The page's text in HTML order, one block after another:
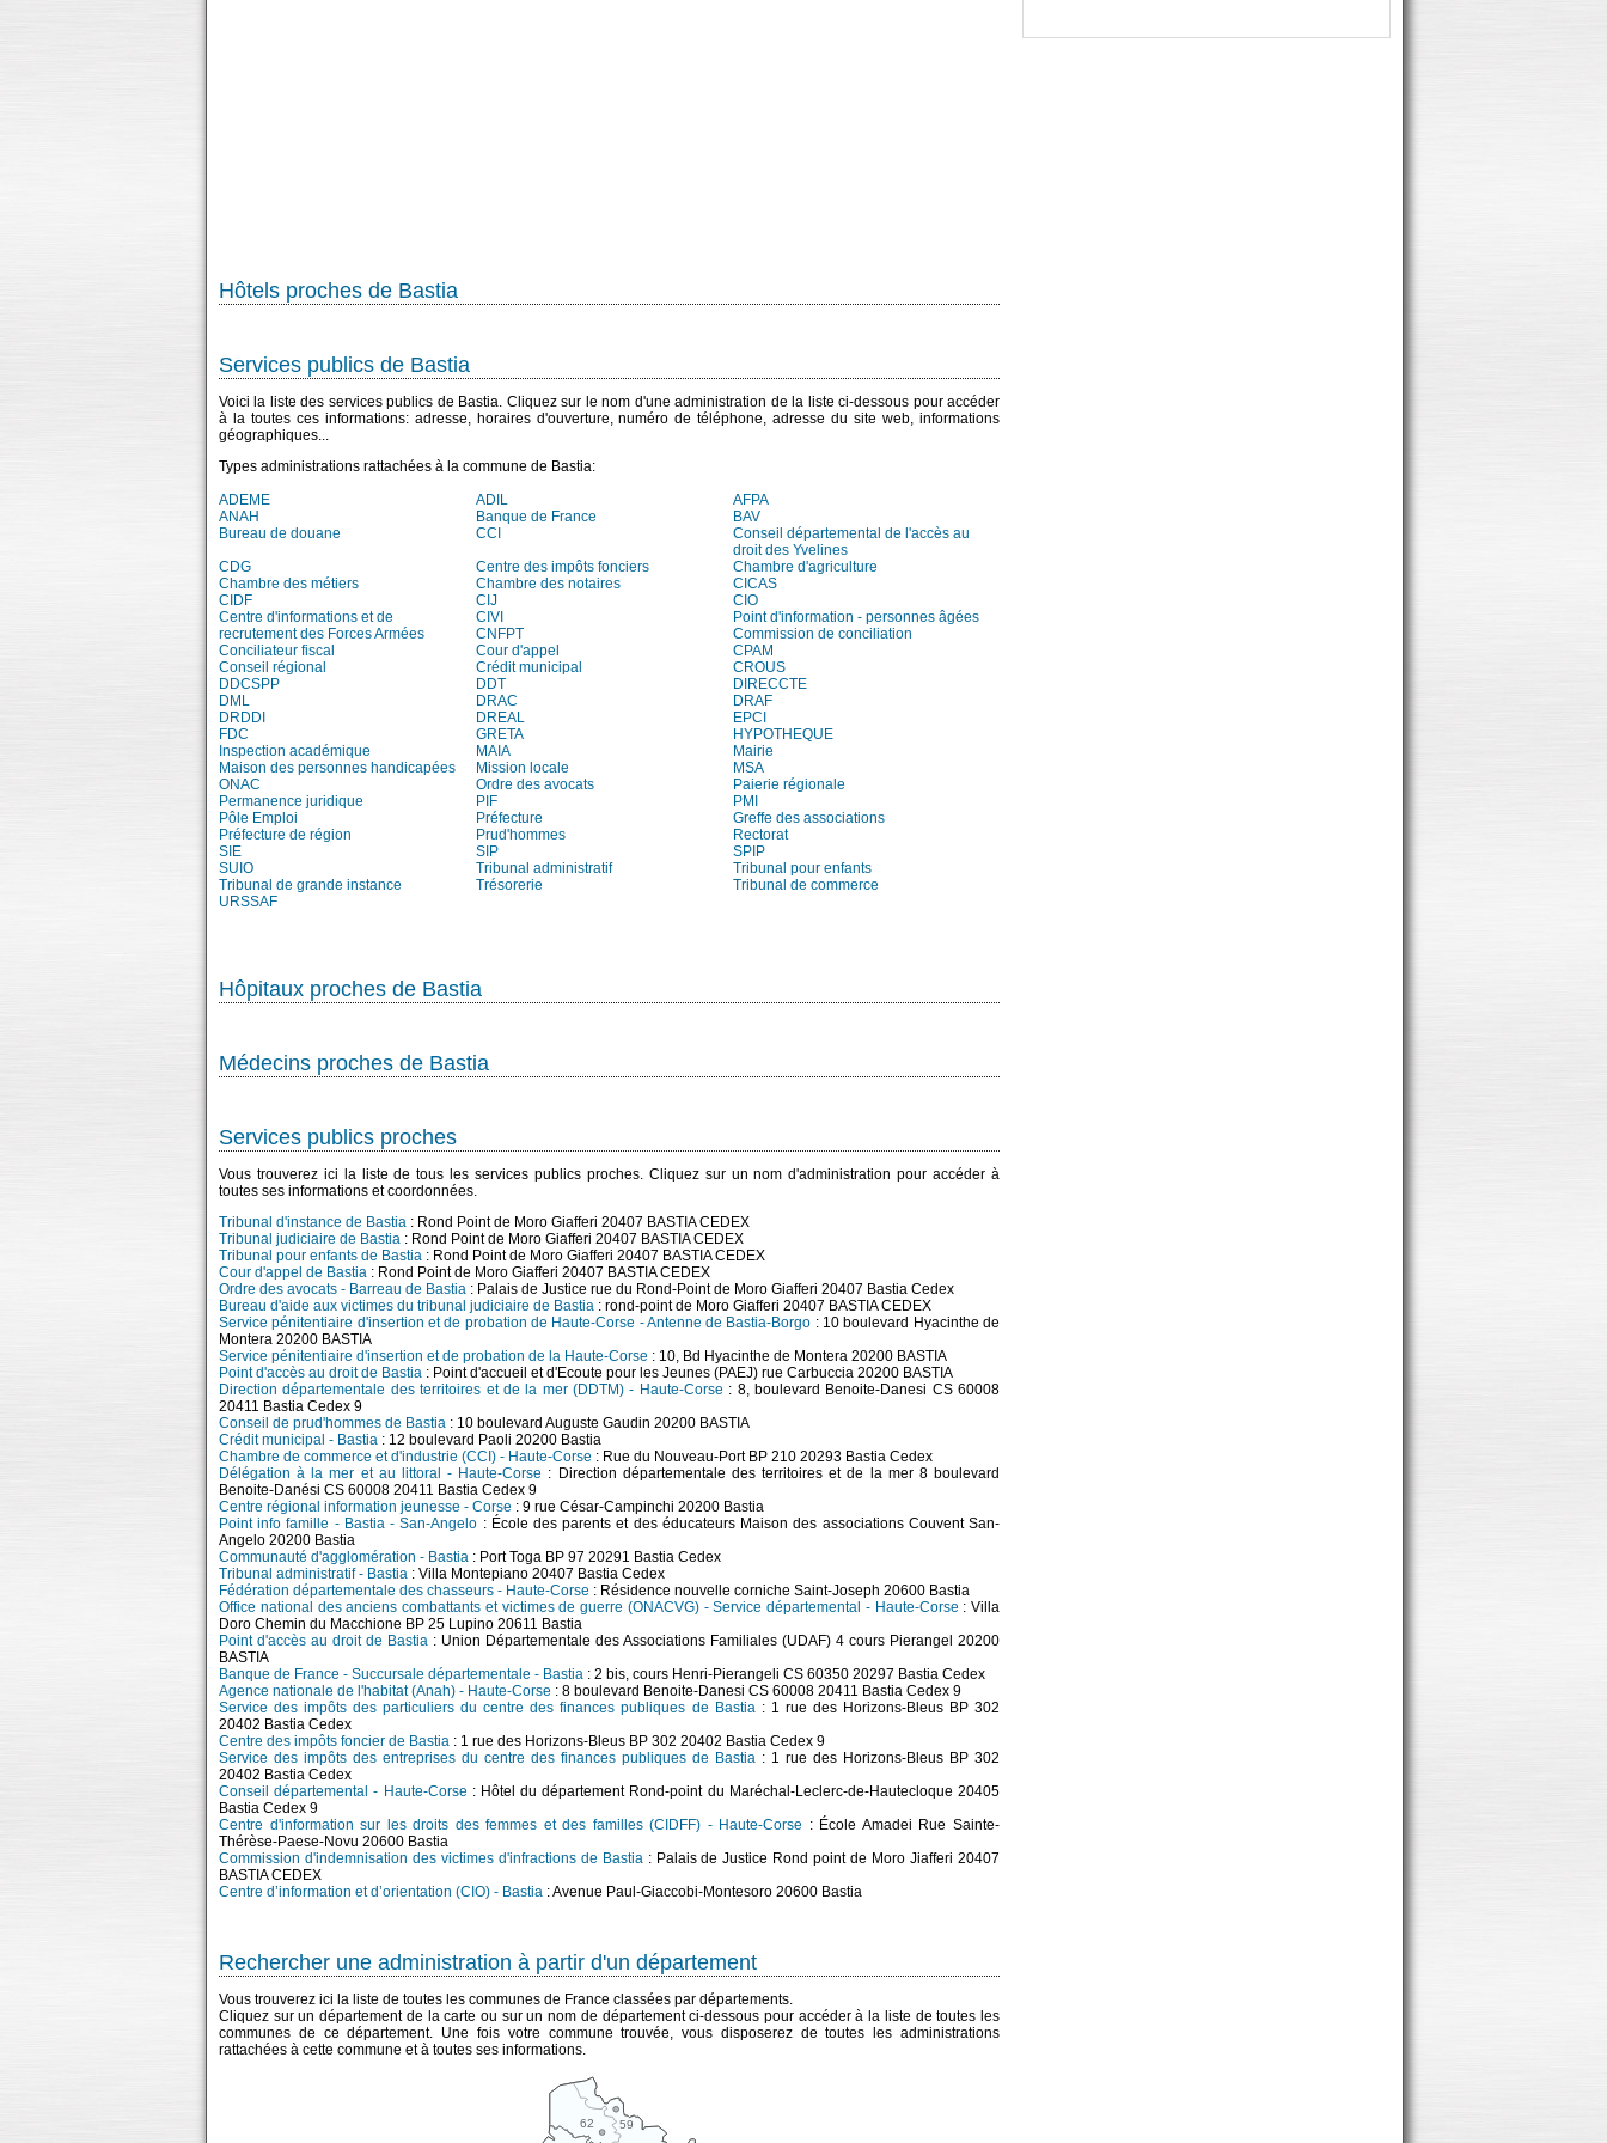
Hôtels proches de Bastia
Services publics de Bastia
Voici la liste des services publics de Bastia. Cliquez sur le nom d'une administration de la liste ci-dessous pour accéder
à la toutes ces informations: adresse, horaires d'ouverture, numéro de téléphone, adresse du site web, informations
géographiques...
Types administrations rattachées à la commune de Bastia:
ADEME
ADIL
AFPA
ANAH
Banque de France
BAV
Bureau de douane
CCI
Conseil départemental de l'accès au
droit des Yvelines
CDG
Centre des impôts fonciers
Chambre d'agriculture
Chambre des métiers
Chambre des notaires
CICAS
CIDF
CIJ
CIO
Centre d'informations et de
recrutement des Forces Armées
CIVI
Point d'information - personnes âgées
CNFPT
Commission de conciliation
Conciliateur fiscal
Cour d'appel
CPAM
Conseil régional
Crédit municipal
CROUS
DDCSPP
DDT
DIRECCTE
DML
DRAC
DRAF
DRDDI
DREAL
EPCI
FDC
GRETA
HYPOTHEQUE
Inspection académique
MAIA
Mairie
Maison des personnes handicapées
Mission locale
MSA
ONAC
Ordre des avocats
Paierie régionale
Permanence juridique
PIF
PMI
Pôle Emploi
Préfecture
Greffe des associations
Préfecture de région
Prud'hommes
Rectorat
SIE
SIP
SPIP
SUIO
Tribunal administratif
Tribunal pour enfants
Tribunal de grande instance
Trésorerie
Tribunal de commerce
URSSAF
Hôpitaux proches de Bastia
Médecins proches de Bastia
Services publics proches
Vous trouverez ici la liste de tous les services publics proches. Cliquez sur un nom d'administration pour accéder à
toutes ses informations et coordonnées.
Tribunal d'instance de Bastia : Rond Point de Moro Giafferi 20407 BASTIA CEDEX
Tribunal judiciaire de Bastia : Rond Point de Moro Giafferi 20407 BASTIA CEDEX
Tribunal pour enfants de Bastia : Rond Point de Moro Giafferi 20407 BASTIA CEDEX
Cour d'appel de Bastia : Rond Point de Moro Giafferi 20407 BASTIA CEDEX
Ordre des avocats - Barreau de Bastia : Palais de Justice rue du Rond-Point de Moro Giafferi 20407 Bastia Cedex
Bureau d'aide aux victimes du tribunal judiciaire de Bastia : rond-point de Moro Giafferi 20407 BASTIA CEDEX
Service pénitentiaire d'insertion et de probation de Haute-Corse - Antenne de Bastia-Borgo : 10 boulevard Hyacinthe de
Montera 20200 BASTIA
Service pénitentiaire d'insertion et de probation de la Haute-Corse : 10, Bd Hyacinthe de Montera 20200 BASTIA
Point d'accès au droit de Bastia : Point d'accueil et d'Ecoute pour les Jeunes (PAEJ) rue Carbuccia 20200 BASTIA
Direction départementale des territoires et de la mer (DDTM) - Haute-Corse : 8, boulevard Benoite-Danesi CS 60008
20411 Bastia Cedex 9
Conseil de prud'hommes de Bastia : 10 boulevard Auguste Gaudin 20200 BASTIA
Crédit municipal - Bastia : 12 boulevard Paoli 20200 Bastia
Chambre de commerce et d'industrie (CCI) - Haute-Corse : Rue du Nouveau-Port BP 210 20293 Bastia Cedex
Délégation à la mer et au littoral - Haute-Corse : Direction départementale des territoires et de la mer 8 boulevard
Benoite-Danési CS 60008 20411 Bastia Cedex 9
Centre régional information jeunesse - Corse : 9 rue César-Campinchi 20200 Bastia
Point info famille - Bastia - San-Angelo : École des parents et des éducateurs Maison des associations Couvent San-
Angelo 20200 Bastia
Communauté d'agglomération - Bastia : Port Toga BP 97 20291 Bastia Cedex
Tribunal administratif - Bastia : Villa Montepiano 20407 Bastia Cedex
Fédération départementale des chasseurs - Haute-Corse : Résidence nouvelle corniche Saint-Joseph 20600 Bastia
Office national des anciens combattants et victimes de guerre (ONACVG) - Service départemental - Haute-Corse : Villa
Doro Chemin du Macchione BP 25 Lupino 20611 Bastia
Point d'accès au droit de Bastia : Union Départementale des Associations Familiales (UDAF) 4 cours Pierangel 20200
BASTIA
Banque de France - Succursale départementale - Bastia : 2 bis, cours Henri-Pierangeli CS 60350 20297 Bastia Cedex
Agence nationale de l'habitat (Anah) - Haute-Corse : 8 boulevard Benoite-Danesi CS 60008 20411 Bastia Cedex 9
Service des impôts des particuliers du centre des finances publiques de Bastia: 1 rue des Horizons-Bleus BP 302
20402 Bastia Cedex
Centre des impôts foncier de Bastia : 1 rue des Horizons-Bleus BP 302 20402 Bastia Cedex 9
Service des impôts des entreprises du centre des finances publiques de Bastia : 1 rue des Horizons-Bleus BP 302
20402 Bastia Cedex
Conseil départemental - Haute-Corse : Hôtel du département Rond-point du Maréchal-Leclerc-de-Hautecloque 20405
Bastia Cedex 9
Centre d'information sur les droits des femmes et des familles (CIDFF) - Haute-Corse : École Amadei Rue Sainte-
Thérèse-Paese-Novu 20600 Bastia
Commission d'indemnisation des victimes d'infractions de Bastia: Palais de Justice Rond point de Moro Jiafferi 20407
BASTIA CEDEX
Centre d’information et d’orientation (CIO) - Bastia : Avenue Paul-Giaccobi-Montesoro 20600 Bastia
Rechercher une administration à partir d'un département
Vous trouverez ici la liste de toutes les communes de France classées par départements.
Cliquez sur un département de la carte ou sur un nom de département ci-dessous pour accéder à la liste de toutes les
communes de ce département. Une fois votre commune trouvée, vous disposerez de toutes les administrations
rattachées à cette commune et à toutes ses informations.
59
62